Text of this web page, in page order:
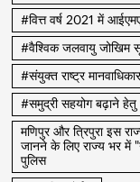
#वित्त वर्ष 2021 में
#वैश्विक जलवायु जोखिम
#संयुक्त राष्ट्र
#समुद्री सहयोग बढ़ाने
मणिपुर और त्रिपुरा इस
जानने के लिए राज्य भर में
पुलिस